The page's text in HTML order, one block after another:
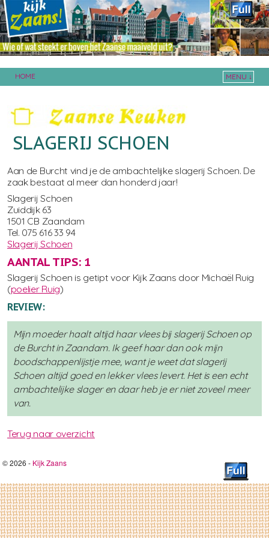
HOME
MENU ↓
SLAGERIJ SCHOEN
Aan de Burcht vind je de ambachtelijke slagerij Schoen. De
zaak bestaat al meer dan honderd jaar!
Slagerij Schoen
Zuiddijk 63
1501 CB Zaandam
Tel. 075 616 33 94
Slagerij Schoen
AANTAL TIPS: 1
Slagerij Schoen is getipt voor Kijk Zaans door Michaël Ruig
(poelier Ruig)
REVIEW:
Mijn moeder haalt altijd haar vlees bij slagerij Schoen op
de Burcht in Zaandam. Ik geef haar dan ook mijn
boodschappenlijstje mee, want je weet dat slagerij
Schoen altijd goed en lekker vlees levert. Het is een echt
ambachtelijke slager en daar heb je er niet zoveel meer
van.
Terug naar overzicht
© 2026 - Kijk Zaans